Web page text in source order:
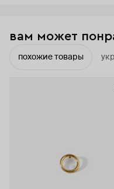
вам может
похожие товары